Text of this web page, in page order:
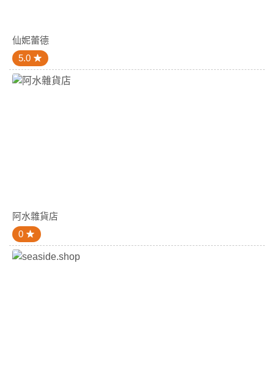
仙妮蕾德
5.0
阿水雜貨店
0